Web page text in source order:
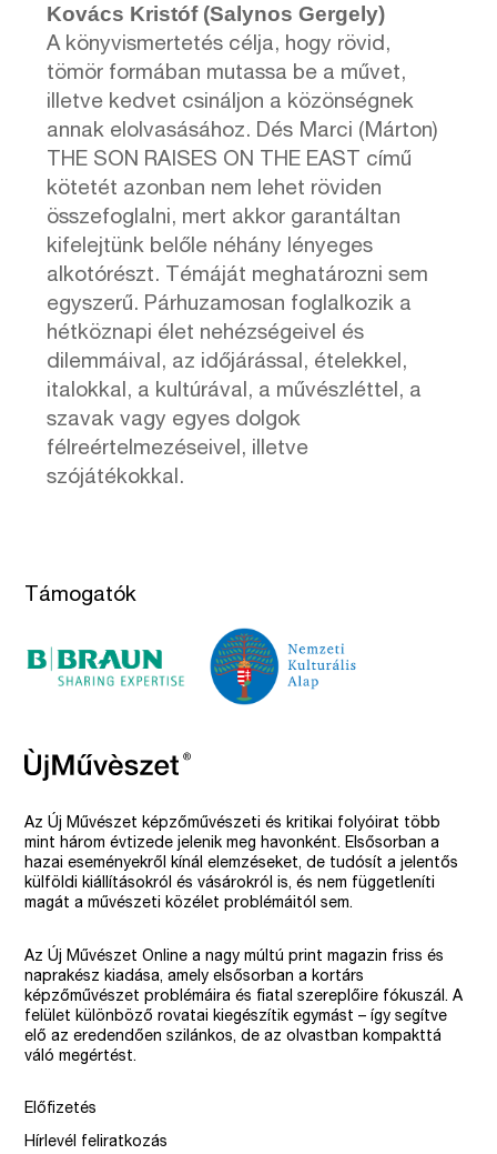
Kovács Kristóf (Salynos Gergely)
A könyvismertetés célja, hogy rövid,
tömör formában mutassa be a művet,
illetve kedvet csináljon a közönségnek
annak elolvasásához. Dés Marci (Márton)
THE SON RAISES ON THE EAST című
kötetét azonban nem lehet röviden
összefoglalni, mert akkor garantáltan
kifelejtünk belőle néhány lényeges
alkotórészt. Témáját meghatározni sem
egyszerű. Párhuzamosan foglalkozik a
hétköznapi élet nehézségeivel és
dilemmáival, az időjárással, ételekkel,
italokkal, a kultúrával, a művészléttel, a
szavak vagy egyes dolgok
félreértelmezéseivel, illetve
szójátékokkal.
Támogatók
Az Új Művészet képzőművészeti és kritikai folyóirat több
mint három évtizede jelenik meg havonként. Elsősorban a
hazai eseményekről kínál elemzéseket, de tudósít a jelentős
külföldi kiállításokról és vásárokról is, és nem függetleníti
magát a művészeti közélet problémáitól sem.
Az Új Művészet Online a nagy múltú print magazin friss és
naprakész kiadása, amely elsősorban a kortárs
képzőművészet problémáira és fiatal szereplőire fókuszál. A
felület különböző rovatai kiegészítik egymást – így segítve
elő az eredendően szilánkos, de az olvastban kompakttá
váló megértést.
Előfizetés
Hírlevél feliratkozás